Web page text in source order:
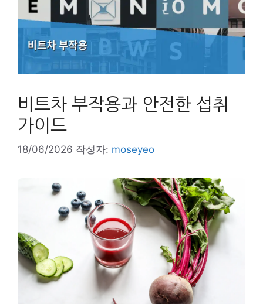
비트차 부작용과 안전한 섭취
가이드
18/06/2026 작성자: moseyeo